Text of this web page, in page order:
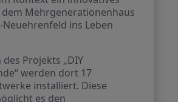
Mehrgenerationenhaus
Neuehrenfeld ins Leben
Projekts „DIY
werden dort 17
installiert. Diese
es den